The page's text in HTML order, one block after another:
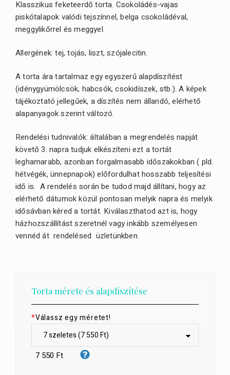
Klasszikus feketeerdő torta. Csokoládés-vajas
piskótalapok valódi tejszínnel, belga csokoládéval,
meggylikőrrel és meggyel.
Allergének: tej, tojás, liszt, szójalecitin.
A torta ára tartalmaz egy egyszerű alapdíszítést
(idénygyümölcsök, habcsók, csokidíszek, stb.). A képek
tájékoztató jellegűek, a díszítés nem állandó, elérhető
alapanyagok szerint változó.
Rendelési tudnivalók: általában a megrendelés napját
követő 3. napra tudjuk elkészíteni ezt a tortát
leghamarabb, azonban forgalmasabb időszakokban ( pld.
hétvégék, ünnepnapok) előfordulhat hosszabb teljesítési
idő is. A rendelés során be tudod majd állítani, hogy az
elérhető dátumok közül pontosan melyik napra és melyik
idősávban kéred a tortát. Kiválaszthatod azt is, hogy
házhozszállítást szeretnél vagy inkább személyesen
vennéd át rendelésed üzletünkben.
Torta mérete és alapdíszítése
*Válassz egy méretet!
7 550 Ft